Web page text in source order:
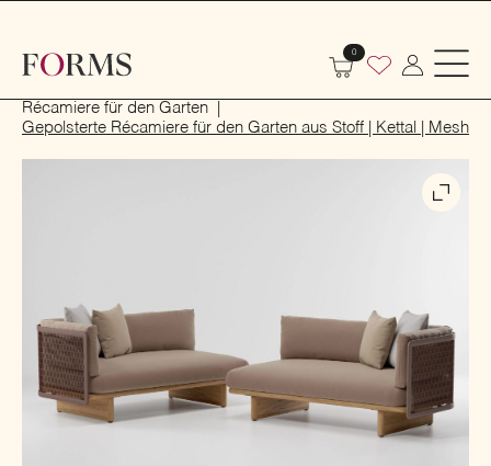
0
Récamiere für den Garten
Gepolsterte Récamiere für den Garten aus Stoff | Kettal | Mesh